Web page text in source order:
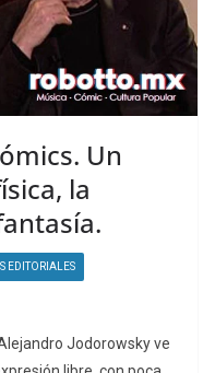
Un
la
EDITORIALES
Jodorowsky ve